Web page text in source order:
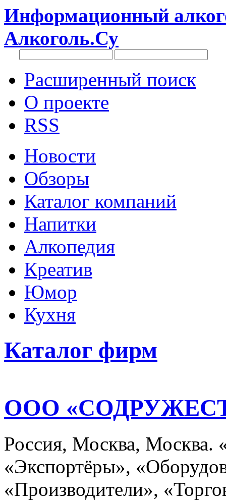
Информационный
Алкоголь.Су
Расширенный поиск
О проекте
RSS
Новости
Обзоры
Каталог компаний
Напитки
Алкопедия
Креатив
Юмор
Кухня
Каталог фирм
ООО
Россия, Москва, Москва.
«Экспортёры»,
«Производители»,